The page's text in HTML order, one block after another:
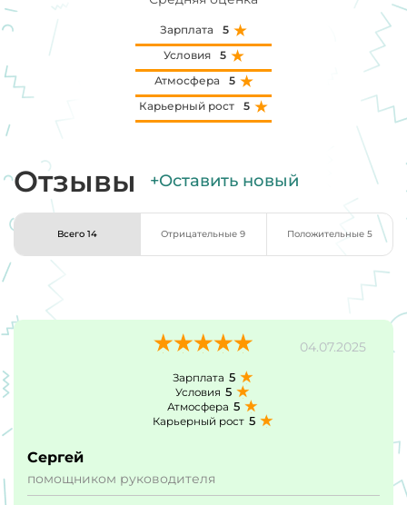
Зарплата
5
Условия
5
Атмосфера
5
Карьерный рост
5
Отзывы +Оставить новый
Всего 14 Отрицательные 9 Положительные 5
04.07.2025
Зарплата 5
Условия 5
Атмосфера 5
Карьерный рост 5
Сергей
помощником руководителя